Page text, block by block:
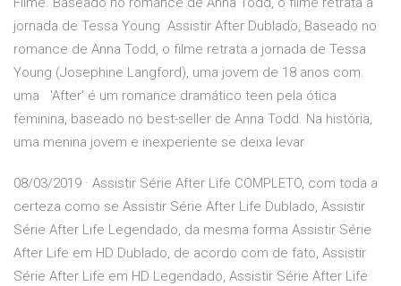
jornada de Tessa Young Assistir After Dublado, Baseado no
romance de Anna Todd, o filme retrata a jornada de Tessa
Young (Josephine Langford), uma jovem de 18 anos com
uma 'After' é um romance dramático teen pela ótica
feminina, baseado no best-seller de Anna Todd. Na história,
uma menina jovem e inexperiente se deixa levar
08/03/2019 · Assistir Série After Life COMPLETO, com toda a
certeza como se Assistir Série After Life Dublado, Assistir
Série After Life Legendado, da mesma forma Assistir Série
After Life em HD Dublado, de acordo com de fato, Assistir
Série After Life em HD Legendado, Assistir Série After Life